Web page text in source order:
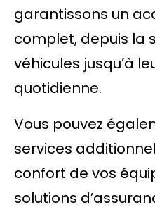
garantissons un
complet, depuis la
véhicules jusqu’à
quotidienne.
Vous pouvez
services
confort de vos
solutions